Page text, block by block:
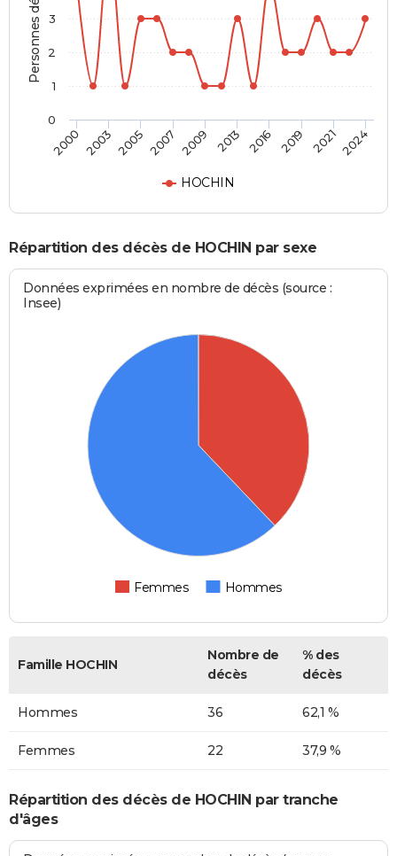
HOCHIN
2000 2003 2005 2007 2009 2013 2016 2019 20212024
0
1
2
3
Répartition des décès de HOCHIN par sexe
Données exprimées en nombre de décès (source :
Insee)
Femmes Hommes
Famille HOCHIN
Nombre de
décès
% des
décès
Hommes 36 62,1 %
Femmes 22 37,9 %
Répartition des décès de HOCHIN par tranche
d'âges